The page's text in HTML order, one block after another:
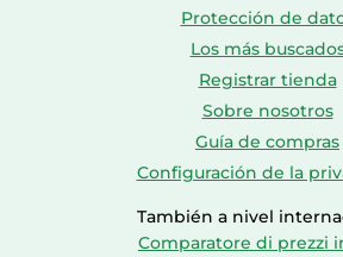
Protección de
Los más
Registrar tienda
Sobre nosotros
Guía de compras
Configuración de la
También a nivel
Comparatore di prezzi